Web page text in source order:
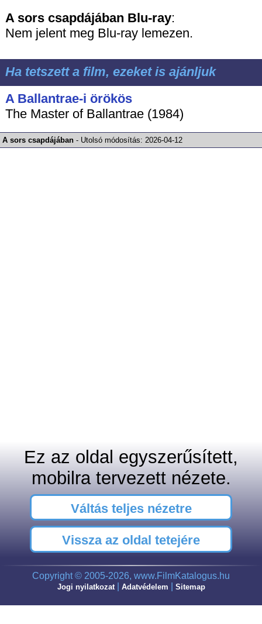
A sors csapdájában Blu-ray:
Nem jelent meg Blu-ray lemezen.
Ha tetszett a film, ezeket is ajánljuk
A Ballantrae-i örökös
The Master of Ballantrae (1984)
A sors csapdájában - Utolsó módosítás: 2026-04-12
Ez az oldal egyszerűsített,
mobilra tervezett nézete.
Váltás teljes nézetre
Vissza az oldal tetejére
Copyright © 2005-2026, www.FilmKatalogus.hu
Jogi nyilatkozat| Adatvédelem Sitemap